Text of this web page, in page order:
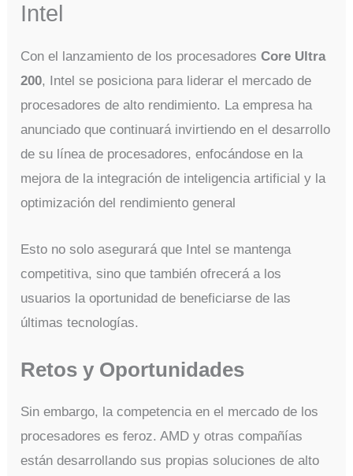
Intel
Con el lanzamiento de los procesadoresCore Ultra
200, Intel se posiciona para liderar el mercado de
procesadores de alto rendimiento. La empresa ha
anunciado que continuará invirtiendo en el desarrollo
de su línea de procesadores, enfocándose en la
mejora de la integración de inteligencia artificial y la
optimización del rendimiento general​
Esto no solo asegurará que Intel se mantenga
competitiva, sino que también ofrecerá a los
usuarios la oportunidad de beneficiarse de las
últimas tecnologías.
Retos y Oportunidades
Sin embargo, la competencia en el mercado de los
procesadores es feroz. AMD y otras compañías
están desarrollando sus propias soluciones de alto